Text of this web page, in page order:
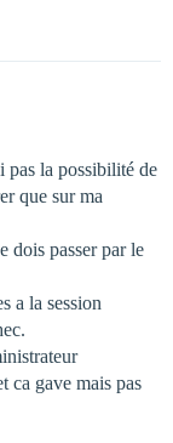
pas la possibilité de
que sur ma
dois passer par le
a la session
ca gave mais pas